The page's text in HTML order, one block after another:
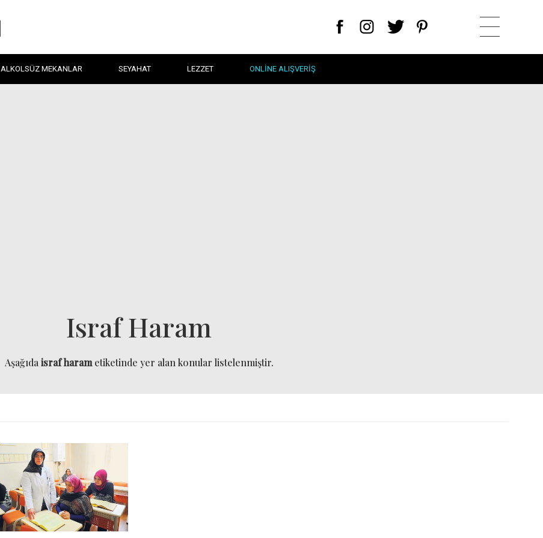
ALKOLSÜZ MEKANLAR SEYAHAT LEZZET ONLINE ALIŞVERIŞ
Israf Haram
Aşağıda israf harametiketinde yer alan konular listelenmiştir.